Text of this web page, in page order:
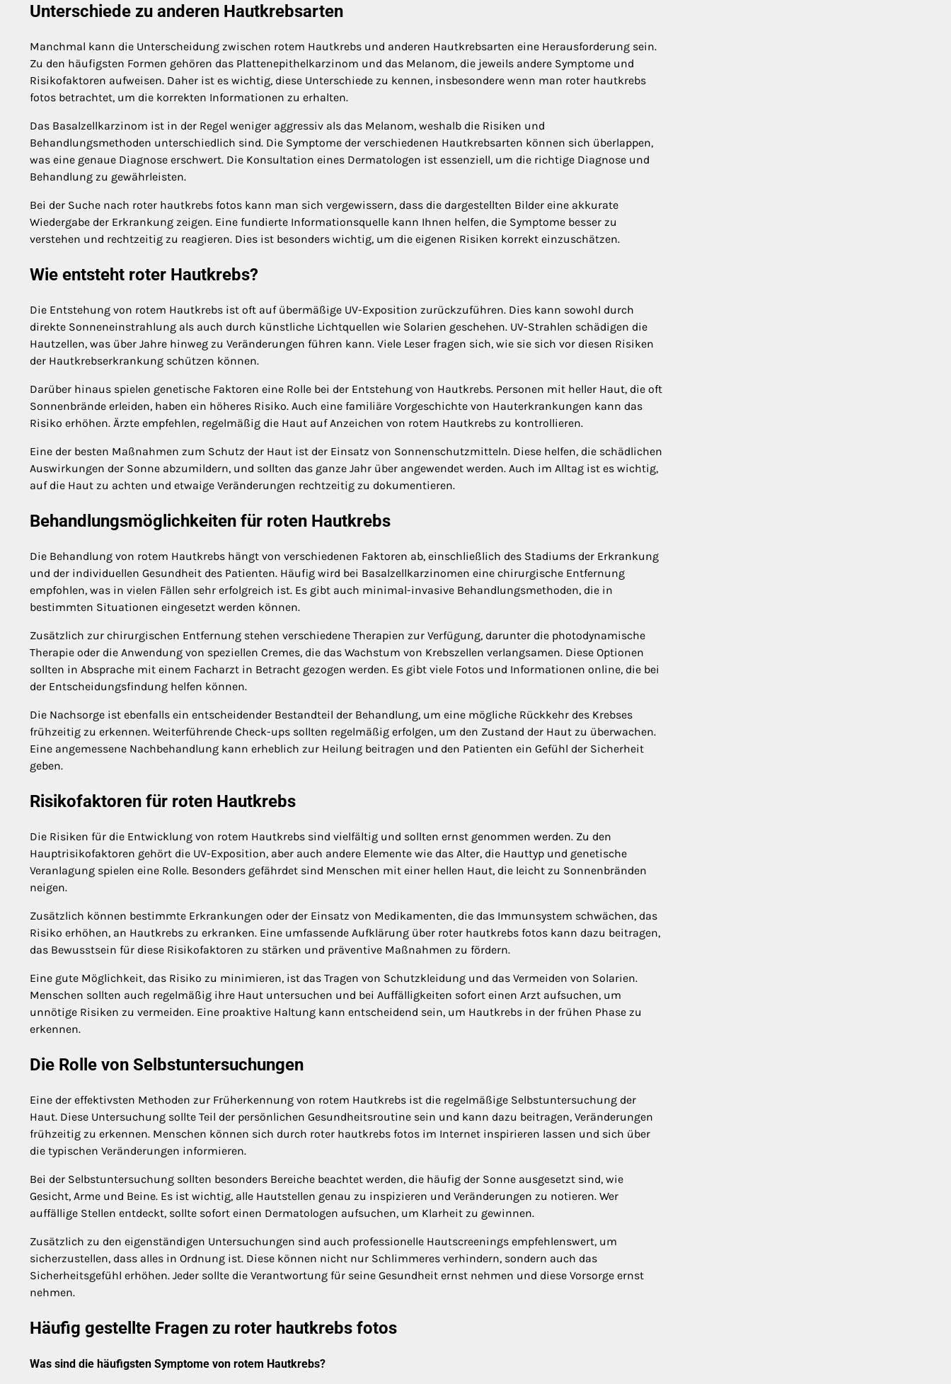
Unterschiede zu anderen Hautkrebsarten
Manchmal kann die Unterscheidung zwischen rotem Hautkrebs und anderen Hautkrebsarten eine Herausforderung sein.
Zu den häufigsten Formen gehören das Plattenepithelkarzinom und das Melanom, die jeweils andere Symptome und
Risikofaktoren aufweisen. Daher ist es wichtig, diese Unterschiede zu kennen, insbesondere wenn man roter hautkrebs
fotos betrachtet, um die korrekten Informationen zu erhalten.
Das Basalzellkarzinom ist in der Regel weniger aggressiv als das Melanom, weshalb die Risiken und
Behandlungsmethoden unterschiedlich sind. Die Symptome der verschiedenen Hautkrebsarten können sich überlappen,
was eine genaue Diagnose erschwert. Die Konsultation eines Dermatologen ist essenziell, um die richtige Diagnose und
Behandlung zu gewährleisten.
Bei der Suche nach roter hautkrebs fotos kann man sich vergewissern, dass die dargestellten Bilder eine akkurate
Wiedergabe der Erkrankung zeigen. Eine fundierte Informationsquelle kann Ihnen helfen, die Symptome besser zu
verstehen und rechtzeitig zu reagieren. Dies ist besonders wichtig, um die eigenen Risiken korrekt einzuschätzen.
Wie entsteht roter Hautkrebs?
Die Entstehung von rotem Hautkrebs ist oft auf übermäßige UV-Exposition zurückzuführen. Dies kann sowohl durch
direkte Sonneneinstrahlung als auch durch künstliche Lichtquellen wie Solarien geschehen. UV-Strahlen schädigen die
Hautzellen, was über Jahre hinweg zu Veränderungen führen kann. Viele Leser fragen sich, wie sie sich vor diesen Risiken
der Hautkrebserkrankung schützen können.
Darüber hinaus spielen genetische Faktoren eine Rolle bei der Entstehung von Hautkrebs. Personen mit heller Haut, die oft
Sonnenbrände erleiden, haben ein höheres Risiko. Auch eine familiäre Vorgeschichte von Hauterkrankungen kann das
Risiko erhöhen. Ärzte empfehlen, regelmäßig die Haut auf Anzeichen von rotem Hautkrebs zu kontrollieren.
Eine der besten Maßnahmen zum Schutz der Haut ist der Einsatz von Sonnenschutzmitteln. Diese helfen, die schädlichen
Auswirkungen der Sonne abzumildern, und sollten das ganze Jahr über angewendet werden. Auch im Alltag ist es wichtig,
auf die Haut zu achten und etwaige Veränderungen rechtzeitig zu dokumentieren.
Behandlungsmöglichkeiten für roten Hautkrebs
Die Behandlung von rotem Hautkrebs hängt von verschiedenen Faktoren ab, einschließlich des Stadiums der Erkrankung
und der individuellen Gesundheit des Patienten. Häufig wird bei Basalzellkarzinomen eine chirurgische Entfernung
empfohlen, was in vielen Fällen sehr erfolgreich ist. Es gibt auch minimal-invasive Behandlungsmethoden, die in
bestimmten Situationen eingesetzt werden können.
Zusätzlich zur chirurgischen Entfernung stehen verschiedene Therapien zur Verfügung, darunter die photodynamische
Therapie oder die Anwendung von speziellen Cremes, die das Wachstum von Krebszellen verlangsamen. Diese Optionen
sollten in Absprache mit einem Facharzt in Betracht gezogen werden. Es gibt viele Fotos und Informationen online, die bei
der Entscheidungsfindung helfen können.
Die Nachsorge ist ebenfalls ein entscheidender Bestandteil der Behandlung, um eine mögliche Rückkehr des Krebses
frühzeitig zu erkennen. Weiterführende Check-ups sollten regelmäßig erfolgen, um den Zustand der Haut zu überwachen.
Eine angemessene Nachbehandlung kann erheblich zur Heilung beitragen und den Patienten ein Gefühl der Sicherheit
geben.
Risikofaktoren für roten Hautkrebs
Die Risiken für die Entwicklung von rotem Hautkrebs sind vielfältig und sollten ernst genommen werden. Zu den
Hauptrisikofaktoren gehört die UV-Exposition, aber auch andere Elemente wie das Alter, die Hauttyp und genetische
Veranlagung spielen eine Rolle. Besonders gefährdet sind Menschen mit einer hellen Haut, die leicht zu Sonnenbränden
neigen.
Zusätzlich können bestimmte Erkrankungen oder der Einsatz von Medikamenten, die das Immunsystem schwächen, das
Risiko erhöhen, an Hautkrebs zu erkranken. Eine umfassende Aufklärung über roter hautkrebs fotos kann dazu beitragen,
das Bewusstsein für diese Risikofaktoren zu stärken und präventive Maßnahmen zu fördern.
Eine gute Möglichkeit, das Risiko zu minimieren, ist das Tragen von Schutzkleidung und das Vermeiden von Solarien.
Menschen sollten auch regelmäßig ihre Haut untersuchen und bei Auffälligkeiten sofort einen Arzt aufsuchen, um
unnötige Risiken zu vermeiden. Eine proaktive Haltung kann entscheidend sein, um Hautkrebs in der frühen Phase zu
erkennen.
Die Rolle von Selbstuntersuchungen
Eine der effektivsten Methoden zur Früherkennung von rotem Hautkrebs ist die regelmäßige Selbstuntersuchung der
Haut. Diese Untersuchung sollte Teil der persönlichen Gesundheitsroutine sein und kann dazu beitragen, Veränderungen
frühzeitig zu erkennen. Menschen können sich durch roter hautkrebs fotos im Internet inspirieren lassen und sich über
die typischen Veränderungen informieren.
Bei der Selbstuntersuchung sollten besonders Bereiche beachtet werden, die häufig der Sonne ausgesetzt sind, wie
Gesicht, Arme und Beine. Es ist wichtig, alle Hautstellen genau zu inspizieren und Veränderungen zu notieren. Wer
auffällige Stellen entdeckt, sollte sofort einen Dermatologen aufsuchen, um Klarheit zu gewinnen.
Zusätzlich zu den eigenständigen Untersuchungen sind auch professionelle Hautscreenings empfehlenswert, um
sicherzustellen, dass alles in Ordnung ist. Diese können nicht nur Schlimmeres verhindern, sondern auch das
Sicherheitsgefühl erhöhen. Jeder sollte die Verantwortung für seine Gesundheit ernst nehmen und diese Vorsorge ernst
nehmen.
Häufig gestellte Fragen zu roter hautkrebs fotos
Was sind die häufigsten Symptome von rotem Hautkrebs?